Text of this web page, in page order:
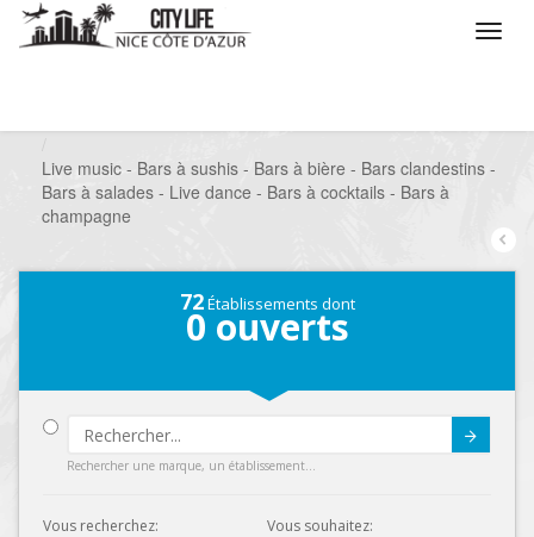
Live music - Bars à sushis - Bars à bière - Bars clandestins -
Bars à salades - Live dance - Bars à cocktails - Bars à
champagne
72Établissements dont
0 ouverts
Rechercher une marque, un établissement...
Vous recherchez:
Vous souhaitez: